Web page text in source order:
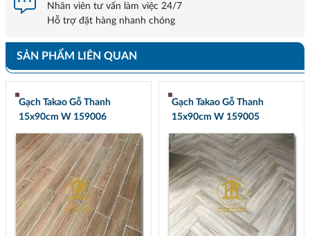
Nhân viên tư vấn làm việc 24/7
Hỗ trợ đặt hàng nhanh chóng
SẢN PHẨM LIÊN QUAN
Gạch Takao Gỗ Thanh
15x90cm W 159006
Gạch Takao Gỗ Thanh
15x90cm W 159005